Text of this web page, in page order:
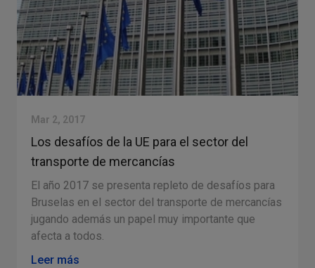
Mar 2, 2017
Los desafíos de la UE para el sector del
transporte de mercancías
El año 2017 se presenta repleto de desafíos para
Bruselas en el sector del transporte de mercancías
jugando además un papel muy importante que
afecta a todos.
Leer más